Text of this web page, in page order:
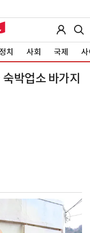
정치 사회 국제 사
박업소 바가지